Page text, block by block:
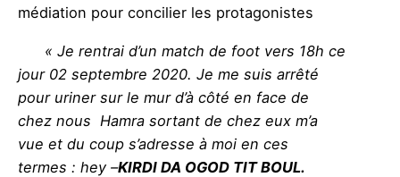
médiation pour concilier les protagonistes
« Je rentrai d’un match de foot vers 18h ce
jour 02 septembre 2020. Je me suis arrêté
pour uriner sur le mur d’à côté en face de
chez nous Hamra sortant de chez eux m’a
vue et du coup s’adresse à moi en ces
termes : hey –KIRDI DA OGOD TIT BOUL.